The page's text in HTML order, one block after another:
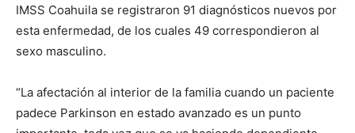
IMSS Coahuila se registraron 91 diagnósticos nuevos por
esta enfermedad, de los cuales 49 correspondieron al
sexo masculino.
“La afectación al interior de la familia cuando un paciente
padece Parkinson en estado avanzado es un punto